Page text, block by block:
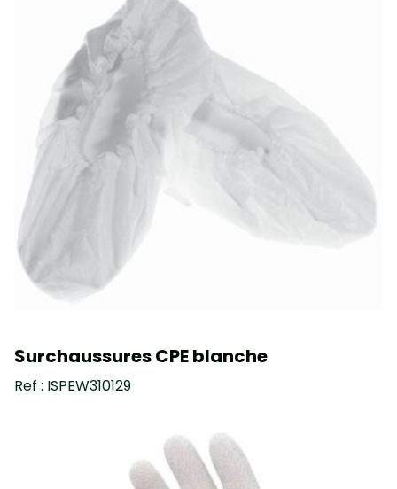
Surchaussures CPE blanche
Ref : ISPEW310129